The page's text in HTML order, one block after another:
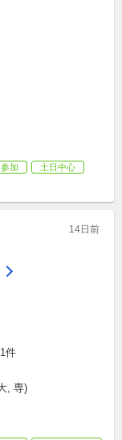
加
土日中心
14日前
件
, 専)